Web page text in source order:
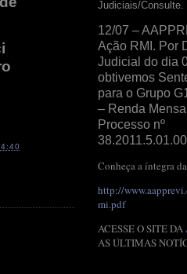
Judiciais/Consulte.
12/07 –
Ação RMI. Por
Judicial do dia
obtivemos
para o Grupo
– Renda
Processo nº
Conheça a íntegra
http://
mi.pdf
ACESSE O SITE DA
AS ÚLTIMAS